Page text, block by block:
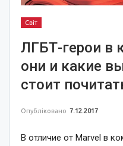
Світ
ЛГБТ-герои в
они и какие
стоит
Опубліковано 7.12.2017
В отличие от Marvel в